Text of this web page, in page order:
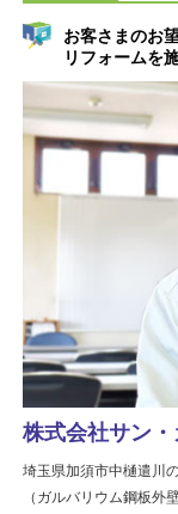
お客さまのお
リフォームを
株式会社サン
埼玉県加須市中樋遣川
（ガルバリウム鋼板外